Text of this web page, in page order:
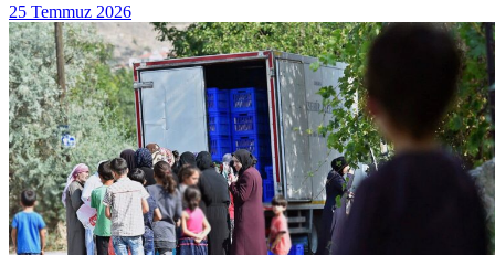
25 Temmuz 2026